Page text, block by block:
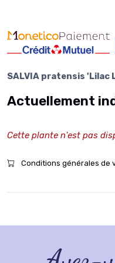
SALVIA pratensis 'Lilac
Actuellement
Cette plante n'est pas
Conditions générales de